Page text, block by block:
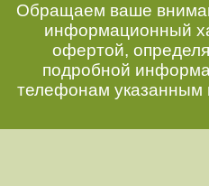
Обращаем ваше
информационный
офертой,
подробной
телефонам указанным